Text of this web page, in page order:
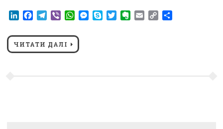
LinkedIn
Facebook
Telegram
ViberWhatsApp
Messenger
SkypeTwitterEvernote
EmailCopy
ЧИТАТИ ДАЛІ